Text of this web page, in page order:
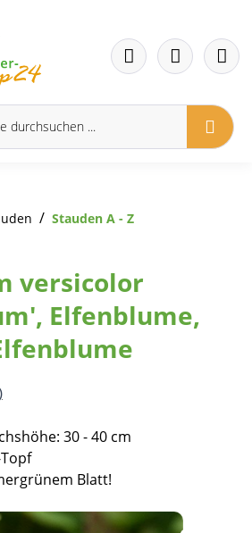
/ Stauden A - Z
versicolor
Elfenblume,
30 - 40 cm
Blatt!